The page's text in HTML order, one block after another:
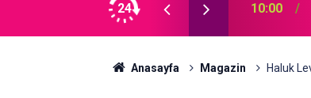
24
YÜREK DAĞLADI! 10:00
Anasayfa Magazin Haluk